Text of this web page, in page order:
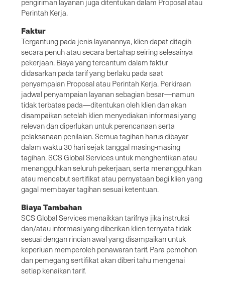
pengiriman layanan juga ditentukan dalam Proposal atau
Perintah Kerja.
Faktur
Tergantung pada jenis layanannya, klien dapat ditagih
secara penuh atau secara bertahap seiring selesainya
pekerjaan. Biaya yang tercantum dalam faktur
didasarkan pada tarif yang berlaku pada saat
penyampaian Proposal atau Perintah Kerja. Perkiraan
jadwal penyampaian layanan sebagian besar—namun
tidak terbatas pada—ditentukan oleh klien dan akan
disampaikan setelah klien menyediakan informasi yang
relevan dan diperlukan untuk perencanaan serta
pelaksanaan penilaian. Semua tagihan harus dibayar
dalam waktu 30 hari sejak tanggal masing-masing
tagihan. SCS Global Services untuk menghentikan atau
menangguhkan seluruh pekerjaan, serta menangguhkan
atau mencabut sertifikat atau pernyataan bagi klien yang
gagal membayar tagihan sesuai ketentuan.
Biaya Tambahan
SCS Global Services menaikkan tarifnya jika instruksi
dan/atau informasi yang diberikan klien ternyata tidak
sesuai dengan rincian awal yang disampaikan untuk
keperluan memperoleh penawaran tarif. Para pemohon
dan pemegang sertifikat akan diberi tahu mengenai
setiap kenaikan tarif.